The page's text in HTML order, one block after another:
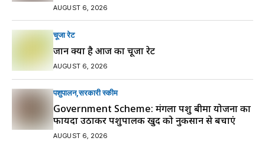
AUGUST 6, 2026
चूजा रेट
जानें क्या है आज का चूजा रेट
AUGUST 6, 2026
पशुपालन सरकारी स्की‍म
Government Scheme: मंगला पशु बीमा योजना का
फायदा उठाकर पशुपालक खुद को नुकसान से बचाएं
AUGUST 6, 2026